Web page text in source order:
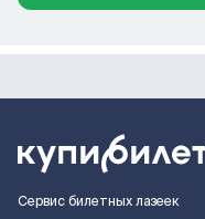
Сервис билетных лазеек